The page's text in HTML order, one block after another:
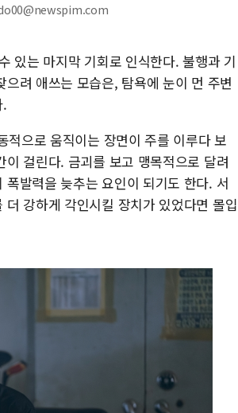
있는 마지막 기회로 인식한다. 불행과 기
려 애쓰는 모습은, 탐욕에 눈이 먼 주변
.
으로 움직이는 장면이 주를 이루다 보
걸린다. 금괴를 보고 맹목적으로 달려
발력을 늦추는 요인이 되기도 한다. 서
강하게 각인시킬 장치가 있었다면 몰입